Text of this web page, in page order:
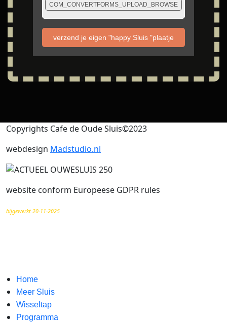
COM_CONVERTFORMS_UPLOAD_BROWSE
verzend je eigen "happy Sluis "plaatje
Copyrights Cafe de Oude Sluis©2023
webdesign Madstudio.nl
website conform Europeese GDPR rules
bijgewerkt 20-11-2025
Home
Meer Sluis
Wisseltap
Programma